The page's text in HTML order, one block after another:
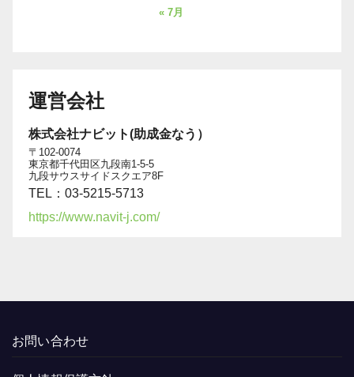
« 7月
運営会社
株式会社ナビット(助成金なう）
〒102-0074
東京都千代田区九段南1-5-5
九段サウスサイドスクエア8F
TEL：03-5215-5713
https://www.navit-j.com/
お問い合わせ